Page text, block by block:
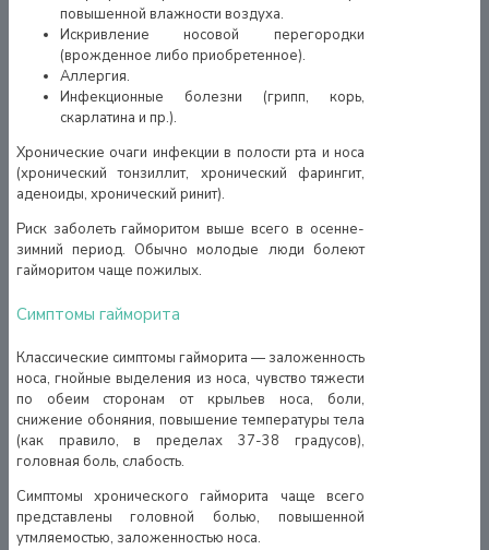
повышенной влажности воздуха.
Искривление носовой перегородки
(врожденное либо приобретенное).
Аллергия.
Инфекционные болезни (грипп, корь,
скарлатина и пр.).
Хронические очаги инфекции в полости рта и носа
(хронический тонзиллит, хронический фарингит,
аденоиды, хронический ринит).
Риск заболеть гайморитом выше всего в осенне-
зимний период. Обычно молодые люди болеют
гайморитом чаще пожилых.
Симптомы гайморита
Классические симптомы гайморита — заложенность
носа, гнойные выделения из носа, чувство тяжести
по обеим сторонам от крыльев носа, боли,
снижение обоняния, повышение температуры тела
(как правило, в пределах 37-38 градусов),
головная боль, слабость.
Симптомы хронического гайморита чаще всего
представлены головной болью, повышенной
утмляемостью, заложенностью носа.